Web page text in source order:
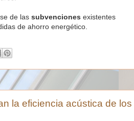
de las subvenciones existentes
de ahorro energético.
la eficiencia acústica de los